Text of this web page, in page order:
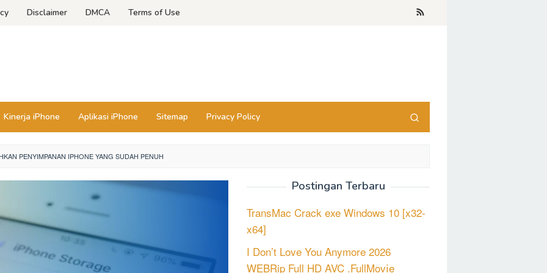
Disclaimer DMCA Terms of Use
Kinerja iPhone Aplikasi iPhone Sitemap Privacy Policy
PENYIMPANAN IPHONE YANG SUDAH PENUH
Postingan Terbaru
TransMac Crack exe Windows 10 [x32-
x64]
I Don’t Love You Anymore 2026
WEBRip Full HD AVC .FullMov𝗂e